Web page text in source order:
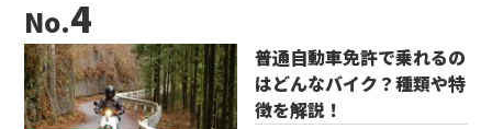
No.
普通自動車免許で乗れるの
はどんなバイク？種類や特
徴を解説！